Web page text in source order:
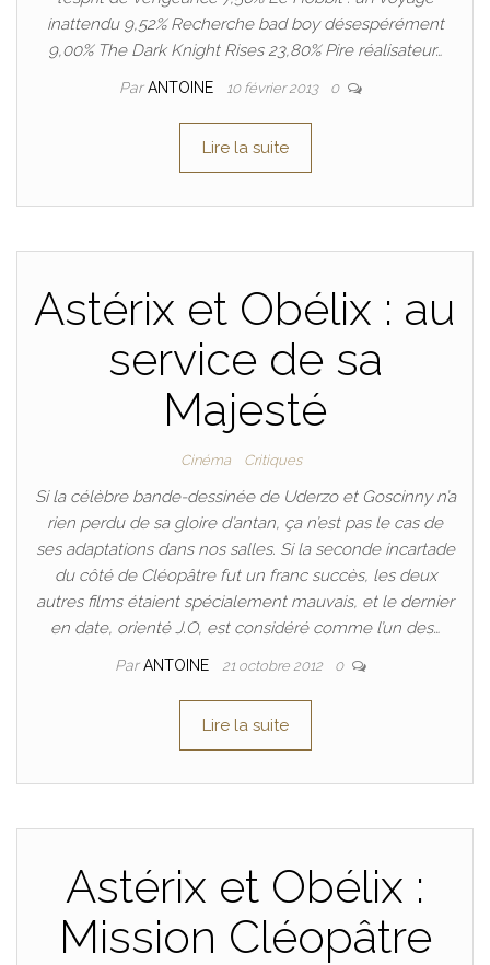
inattendu 9,52% Recherche bad boy désespérément
9,00% The Dark Knight Rises 23,80% Pire réalisateur…
ParANTOINE 10 février 2013 0
Lire la suite
Astérix et Obélix : au
service de sa
Majesté
Cinéma Critiques
Si la célèbre bande-dessinée de Uderzo et Goscinny n’a
rien perdu de sa gloire d’antan, ça n’est pas le cas de
ses adaptations dans nos salles. Si la seconde incartade
du côté de Cléopâtre fut un franc succès, les deux
autres films étaient spécialement mauvais, et le dernier
en date, orienté J.O, est considéré comme l’un des…
ParANTOINE 21 octobre 2012 0
Lire la suite
Astérix et Obélix :
Mission Cléopâtre